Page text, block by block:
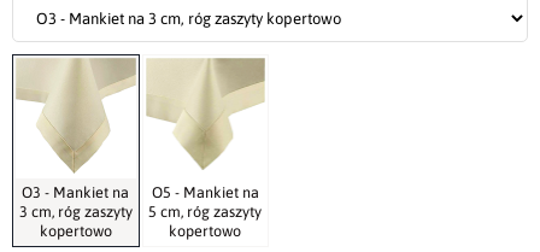
O3 - Mankiet na
3 cm, róg zaszyty
kopertowo
O5 - Mankiet na
5 cm, róg zaszyty
kopertowo